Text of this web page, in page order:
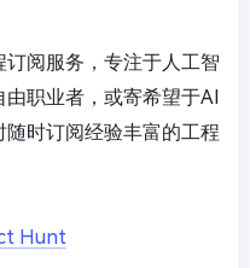
订阅服务，专注于人工智
职业者，或寄希望于AI
时订阅经验丰富的工程
Hunt